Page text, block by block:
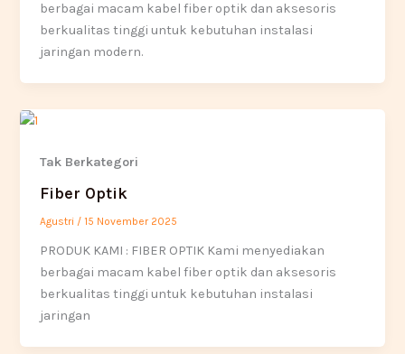
berbagai macam kabel fiber optik dan aksesoris
berkualitas tinggi untuk kebutuhan instalasi
jaringan modern.
Tak Berkategori
Fiber Optik
Agustri /15 November 2025
PRODUK KAMI : FIBER OPTIK Kami menyediakan
berbagai macam kabel fiber optik dan aksesoris
berkualitas tinggi untuk kebutuhan instalasi
jaringan